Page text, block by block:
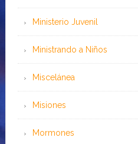
Ministerio Juvenil
Ministrando a Niños
Miscelánea
Misiones
Mormones